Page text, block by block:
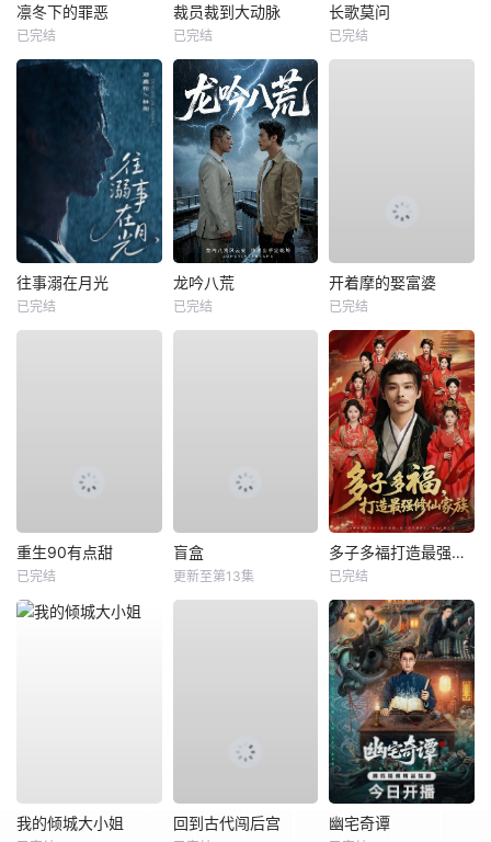
凛冬下的罪恶
已完结
裁员裁到大动脉
已完结
长歌莫问
已完结
往事溺在月光
已完结
龙吟八荒
已完结
开着摩的娶富婆
已完结
重生90有点甜
已完结
盲盒
更新至第13集
多子多福打造最强修仙家族
已完结
我的倾城大小姐 回到古代闯后宫 幽宅奇谭